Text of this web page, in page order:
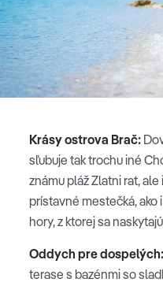
Krásy ostrova Brač:
sľubuje tak trochu iné
známu pláž Zlatni rat,
prístavné mestečká, ako
hory, z ktorej sa
Oddych pre dospelých:
terase s bazénmi so